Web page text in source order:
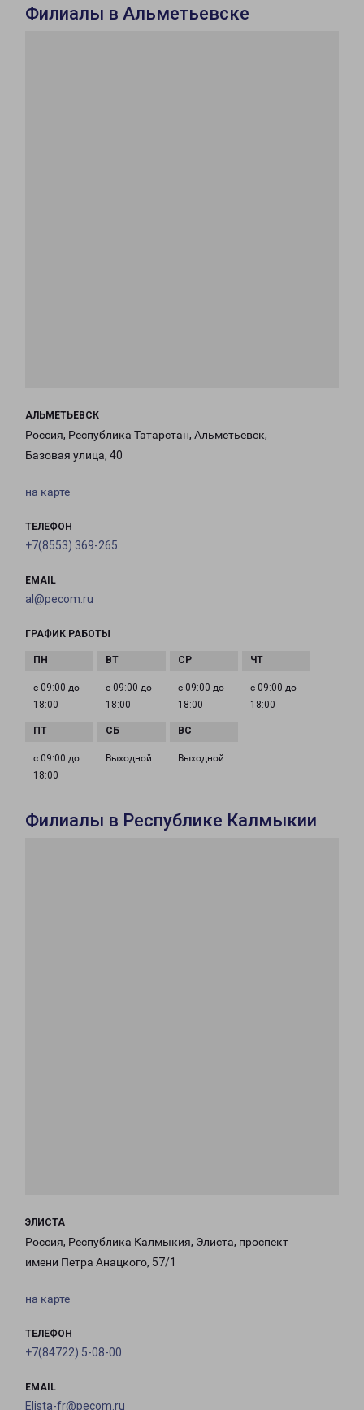
Филиалы в Альметьевске
АЛЬМЕТЬЕВСК
Россия, Республика Татарстан, Альметьевск,
Базовая улица, 40
на карте
ТЕЛЕФОН
+7(8553) 369-265
EMAIL
al@pecom.ru
ГРАФИК РАБОТЫ
с 09:00 до
18:00
с 09:00 до
18:00
с 09:00 до
18:00
с 09:00 до
18:00
с 09:00 до
18:00
Выходной Выходной
Филиалы в Республике Калмыкии
ЭЛИСТА
Россия, Республика Калмыкия, Элиста, проспект
имени Петра Анацкого, 57/1
на карте
ТЕЛЕФОН
+7(84722) 5-08-00
EMAIL
Elista-fr@pecom.ru